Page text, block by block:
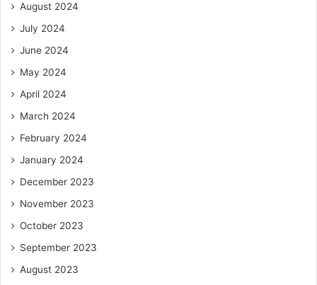
August 2024
July 2024
June 2024
May 2024
April 2024
March 2024
February 2024
January 2024
December 2023
November 2023
October 2023
September 2023
August 2023